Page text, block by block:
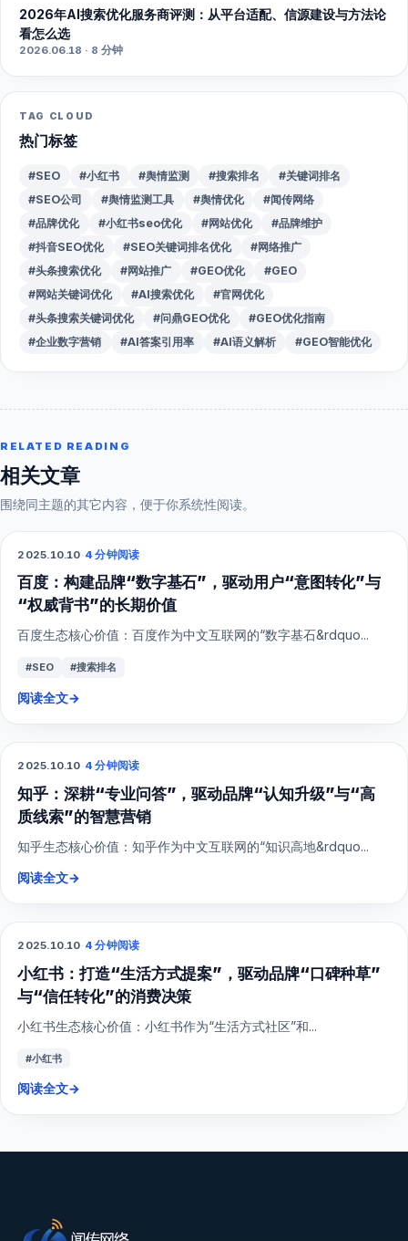
2026年AI搜索优化服务商评测：从平台适配、信源建设与方法论
看怎么选
2026.06.18 · 8 分钟
TAG CLOUD
热门标签
#SEO #小红书 #舆情监测 #搜索排名
#关键词排名
#SEO公司
#舆情监测工具 #舆情优化
#闻传网络
#品牌优化
#小红书seo优化 #网站优化
#品牌维护
#抖音SEO优化
#SEO关键词排名优化
#网络推广
#头条搜索优化
#网站推广 #GEO优化
#GEO
#网站关键词优化
#AI搜索优化
#官网优化
#头条搜索关键词优化
#问鼎GEO优化
#GEO优化指南
#企业数字营销
#AI答案引用率 #AI语义解析 #GEO智能优化
RELATED READING
相关文章
围绕同主题的其它内容，便于你系统性阅读。
SEO
2025.10.10·4 分钟阅读
百度：构建品牌“数字基石”，驱动用户“意图转化”与
“权威背书”的长期价值
百度生态核心价值：百度作为中文互联网的“数字基石&rdquo...
#SEO #搜索排名
阅读全文→
SEO
2025.10.10·4 分钟阅读
知乎：深耕“专业问答”，驱动品牌“认知升级”与“高
质线索”的智慧营销
知乎生态核心价值：知乎作为中文互联网的“知识高地&rdquo...
阅读全文→
小红书
2025.10.10·4 分钟阅读
小红书：打造“生活方式提案”，驱动品牌“口碑种草”
与“信任转化”的消费决策
小红书生态核心价值：小红书作为“生活方式社区”和...
#小红书
阅读全文→